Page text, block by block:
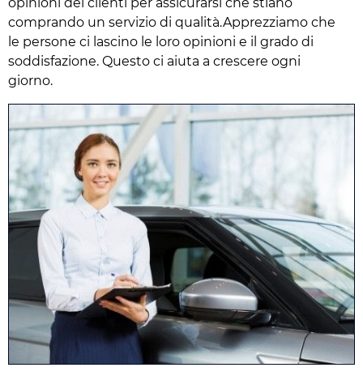
comprando un servizio di qualità.Apprezziamo che
le persone ci lascino le loro opinioni e il grado di
soddisfazione. Questo ci aiuta a crescere ogni
giorno.